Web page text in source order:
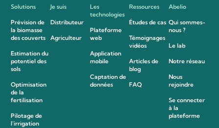
Solutions
Prévision de
la biomasse
des couverts
Estimation du
potentiel des
sols
Optimisation
de la
fertilisation
Pilotage de
l’irrigation
Je suis
Distributeur
Agriculteur
Les
technologies
Plateforme
web
Application
mobile
Captation de
données
Ressources
Études de cas
Témoignages
vidéos
Articles de
blog
FAQ
Abelio
Qui sommes-
nous ?
Le lab
Notre réseau
Nous
rejoindre
Se connecter
à la
plateforme